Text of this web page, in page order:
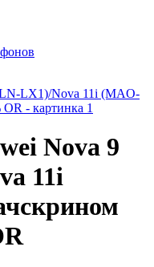
Nova 9
11i